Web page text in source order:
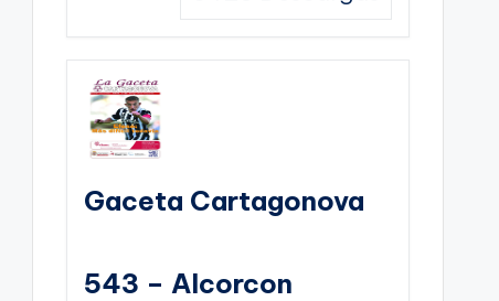
Gaceta Cartagonova
543 – Alcorcon